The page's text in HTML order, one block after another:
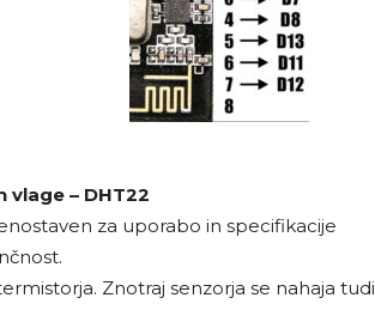
– DHT22
za uporabo in specifikacije
Znotraj senzorja se nahaja tudi